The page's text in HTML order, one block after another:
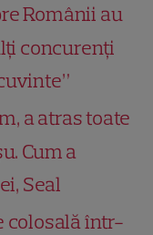
Românii au
concurenți
a atras toate
Cum a
Seal
colosală într-